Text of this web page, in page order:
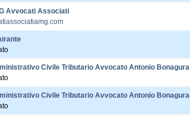
Avvocati Associati
Civile Tributario Avvocato Antonio Bonagura
Civile Tributario Avvocato Antonio Bonagura